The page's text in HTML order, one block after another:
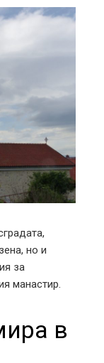
но и
за
манастир.
в